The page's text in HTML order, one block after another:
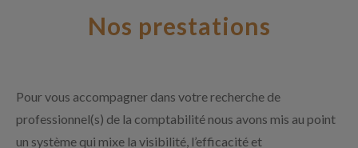
Nos prestations
Pour vous accompagner dans votre recherche de
professionnel(s) de la comptabilité nous avons mis au point
un système qui mixe la visibilité, l’efficacité et